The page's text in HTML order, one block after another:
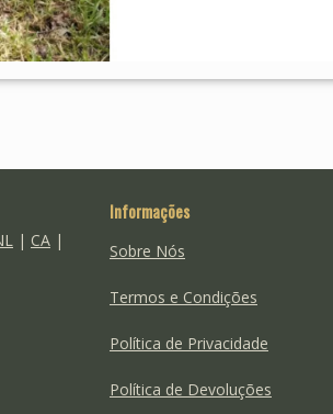
| CA |
Informações
Sobre Nós
Termos e Condições
Política de Privacidade
Política de Devoluções